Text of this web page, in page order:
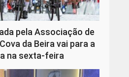
pela Associação de
da Beira vai para a
na sexta-feira